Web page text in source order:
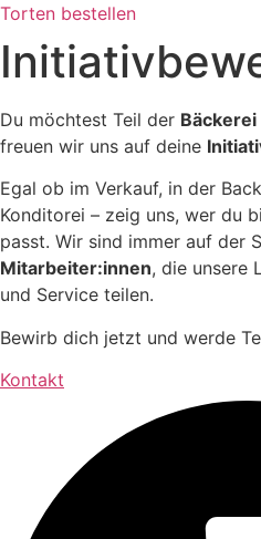
Torten bestellen
Du möchtest Teil der
freuen wir uns auf deine
Egal ob im Verkauf, in der
Konditorei – zeig uns, wer du
passt. Wir sind immer auf der
Mitarbeiter:innen, die unsere
und Service teilen.
Bewirb dich jetzt und werde
Kontakt